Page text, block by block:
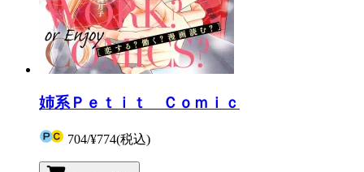
姉系Ｐｅｔｉｔ Ｃｏｍｉｃ
704/¥774(税込)